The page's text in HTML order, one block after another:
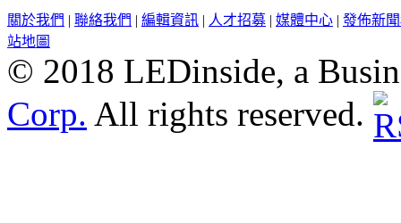
關於我們 | 聯絡我們 | 編輯資訊 | 人才招募 | 媒體中心 | 發佈新
站地圖
© 2018 LEDinside, a
Corp. All rights reserved.